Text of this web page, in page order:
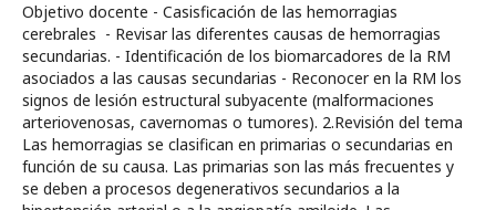
Objetivo docente - Casisficación de las hemorragias
cerebrales - Revisar las diferentes causas de hemorragias
secundarias. - Identificación de los biomarcadores de la RM
asociados a las causas secundarias - Reconocer en la RM los
signos de lesión estructural subyacente (malformaciones
arteriovenosas, cavernomas o tumores). 2.​​​​​​​Revisión del tema
Las hemorragias se clasifican en primarias o secundarias en
función de su causa. Las primarias son las más frecuentes y
se deben a procesos degenerativos secundarios a la